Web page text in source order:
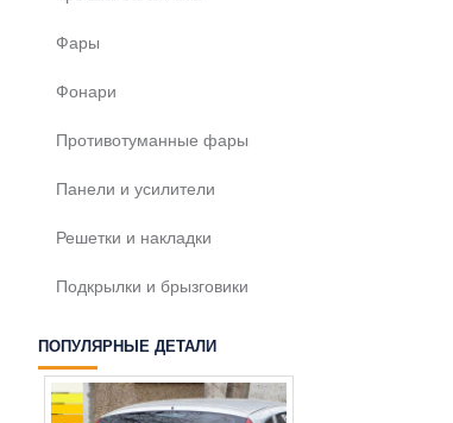
Фары
Фонари
Противотуманные фары
Панели и усилители
Решетки и накладки
Подкрылки и брызговики
ПОПУЛЯРНЫЕ ДЕТАЛИ